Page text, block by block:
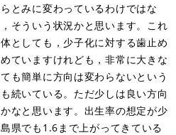
とみに変わっているわけではな
そういう状況かと思います。これ
としても，少子化に対する歯止め
ていますけれども，非常に大きな
も簡単に方向は変わらないという
続いている。ただ少しは良い方向
なと思います。出生率の想定が少
県でも1.6まで上がってきている